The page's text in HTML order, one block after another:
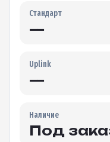
Стандарт
—
Uplink
—
Наличие
Под